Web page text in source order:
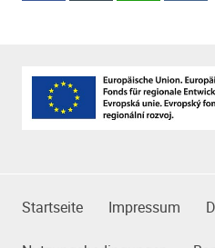
Partner
Das Kleingedruckte
Startseite Impressum